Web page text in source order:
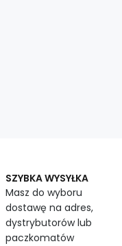
SZYBKA WYSYŁKA
Masz do wyboru
dostawę na adres,
dystrybutorów lub
paczkomatów